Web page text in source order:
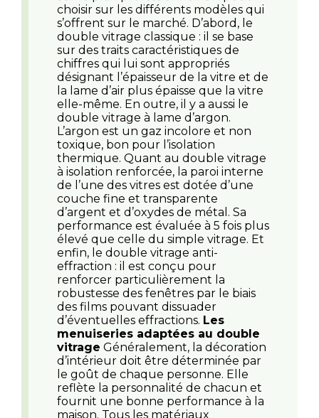
choisir sur les différents modèles qui
s’offrent sur le marché. D’abord, le
double vitrage classique : il se base
sur des traits caractéristiques de
chiffres qui lui sont appropriés
désignant l’épaisseur de la vitre et de
la lame d’air plus épaisse que la vitre
elle-même. En outre, il y a aussi le
double vitrage à lame d’argon.
L’argon est un gaz incolore et non
toxique, bon pour l’isolation
thermique. Quant au double vitrage
à isolation renforcée, la paroi interne
de l’une des vitres est dotée d’une
couche fine et transparente
d’argent et d’oxydes de métal. Sa
performance est évaluée à 5 fois plus
élevé que celle du simple vitrage. Et
enfin, le double vitrage anti-
effraction : il est conçu pour
renforcer particulièrement la
robustesse des fenêtres par le biais
des films pouvant dissuader
d’éventuelles effractions. Les
menuiseries adaptées au double
vitrage Généralement, la décoration
d’intérieur doit être déterminée par
le goût de chaque personne. Elle
reflète la personnalité de chacun et
fournit une bonne performance à la
maison. Tous les matériaux